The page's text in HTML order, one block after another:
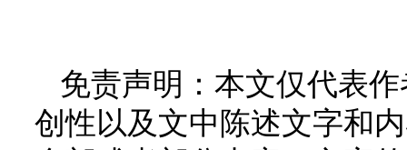
免责声明：本文仅代表
创性以及文中陈述文字和